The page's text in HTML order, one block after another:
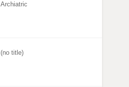
Archiatric
(no title)